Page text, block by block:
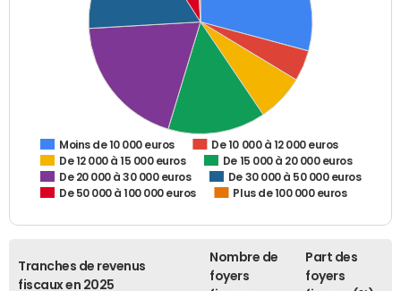
Moins de 10 000 euros
De 10 000 à 12 000 euros
De 12 000 à 15 000 euros
De 15 000 à 20 000 euros
De 20 000 à 30 000 euros
De 30 000 à 50 000 euros
De 50 000 à 100 000 euros
Plus de 100 000 euros
Tranches de revenus
fiscaux en 2025
Nombre de
foyers
Part des
foyers